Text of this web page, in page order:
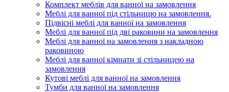
Комплект меблів для ванної на замовлення
Меблі для ванної під стільницю на замовлення.
Підвісні меблі для ванної на замовлення
Меблі для ванної під дві раковини на замовлення
Меблі для ванної на замовлення з накладною
раковиною
Меблі для ванної кімнати зі стільницею на
замовлення
Кутові меблі для ванної на замовлення
Тумби для ванної на замовлення